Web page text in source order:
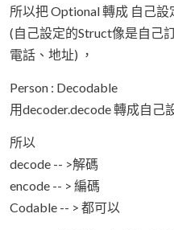
所以把 Optional 轉成 自己設
(自己設定的Struct像是自己
電話、地址) ，
Person : Decodable
用decoder.decode 轉成自己
所以
decode -- >解碼
encode -- > 編碼
Codable -- > 都可以